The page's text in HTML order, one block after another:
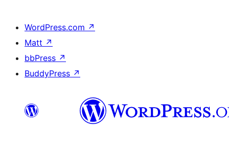
WordPress.com ↗
Matt ↗
bbPress ↗
BuddyPress ↗